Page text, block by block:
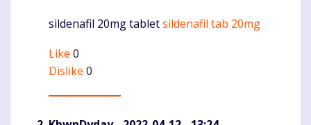
Komentaras
sildenafil 20mg tabletsildenafil tab 20mg
Like 0
Dislike 0